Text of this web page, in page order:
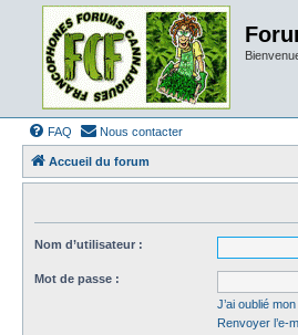
FAQ Nous contacter
Accueil du forum
Nom d’utilisateur :
Mot de passe :
J’ai oublié
Renvoyer l’e-